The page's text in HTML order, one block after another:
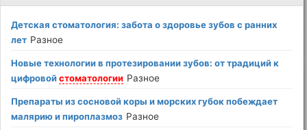
Детская стоматология: забота о здоровье зубов с ранних
лет Разное
Новые технологии в протезировании зубов: от традиций к
цифровойстоматологии Разное
Препараты из сосновой коры и морских губок побеждает
малярию и пироплазмоз Разное